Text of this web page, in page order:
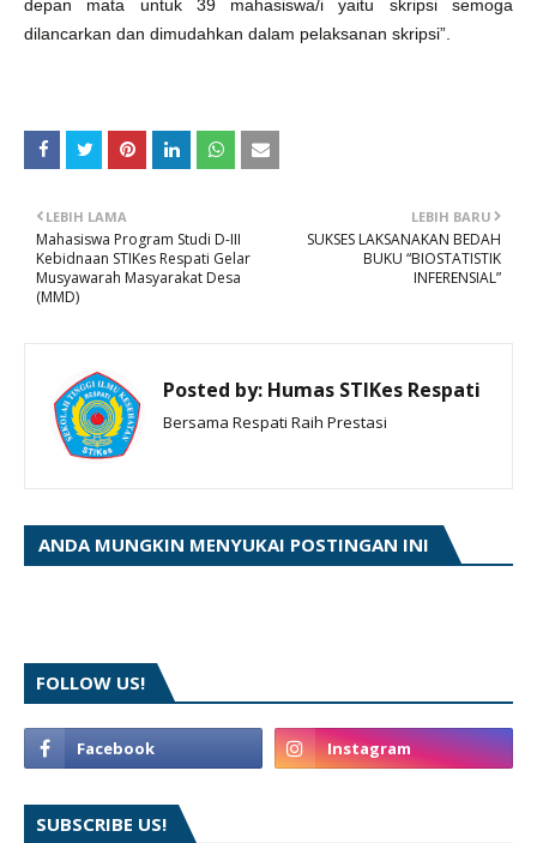
depan mata untuk 39 mahasiswa/i yaitu skripsi semoga
dilancarkan dan dimudahkan dalam pelaksanan skripsi”.
LEBIH BARU
SUKSES LAKSANAKAN BEDAH
BUKU “BIOSTATISTIK
INFERENSIAL”
LEBIH LAMA
Mahasiswa Program Studi D-III
Kebidnaan STIKes Respati Gelar
Musyawarah Masyarakat Desa
(MMD)
Posted by: Humas STIKes Respati
Bersama Respati Raih Prestasi
ANDA MUNGKIN MENYUKAI POSTINGAN INI
FOLLOW US!
SUBSCRIBE US!